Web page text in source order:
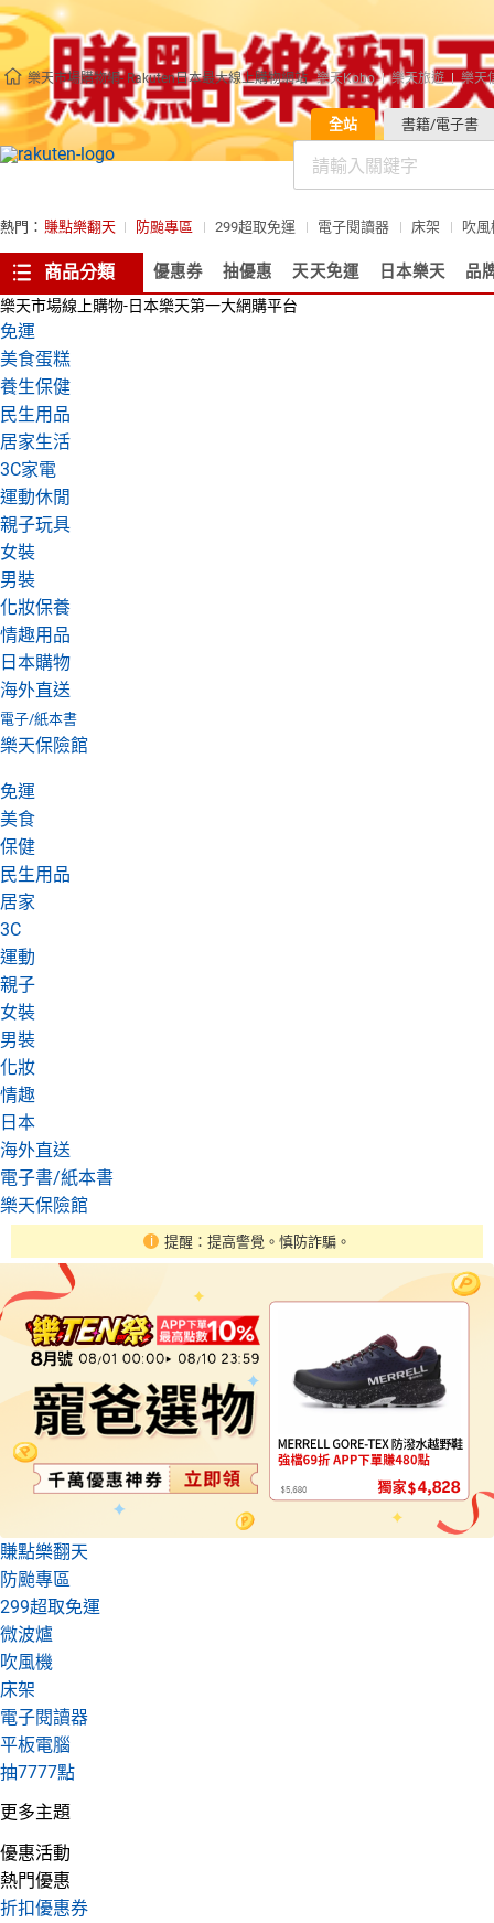
樂天市場購物網- Rakuten日本最大線上購物網站 樂天Kobo 樂天旅遊 樂天
全站 書籍/電子書
熱門： 賺點樂翻天 防颱專區 299超取免運 電子閱讀器 床架 吹風
商品分類 優惠券 抽優惠 天天免運 日本樂天 品
樂天市場線上購物-日本樂天第一大網購平台
免運
美食蛋糕
養生保健
民生用品
居家生活
3C家電
運動休閒
親子玩具
女裝
男裝
化妝保養
情趣用品
日本購物
海外直送
電子/紙本書
樂天保險館
免運
美食
保健
民生用品
居家
3C
運動
親子
女裝
男裝
化妝
情趣
日本
海外直送
電子書/紙本書
樂天保險館
提醒：提高警覺。慎防詐騙。
賺點樂翻天
防颱專區
299超取免運
微波爐
吹風機
床架
電子閱讀器
平板電腦
抽7777點
更多主題
優惠活動
熱門優惠
折扣優惠券